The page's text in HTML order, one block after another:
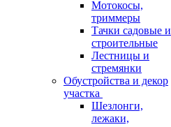
Мотокосы,
триммеры
Тачки садовые и
строительные
Лестницы и
стремянки
Обустройства и декор
участка
Шезлонги,
лежаки,